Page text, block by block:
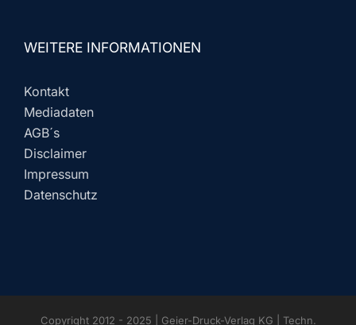
WEITERE INFORMATIONEN
Kontakt
Mediadaten
AGB´s
Disclaimer
Impressum
Datenschutz
Copyright 2012 - 2025 | Geier-Druck-Verlag KG | Techn.